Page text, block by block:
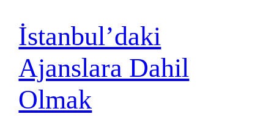
İstanbul’daki
Ajanslara Dahil
Olmak